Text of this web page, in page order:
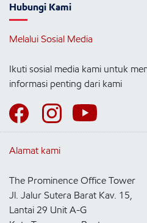
Hubungi Kami
Melalui Sosial Media
Ikuti sosial media kami untuk
informasi penting dari kami
Alamat kami
The Prominence Office Tower
Jl. Jalur Sutera Barat Kav. 15,
Lantai 29 Unit A-G